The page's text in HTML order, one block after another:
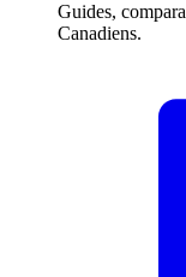
Guides,
Canadiens.